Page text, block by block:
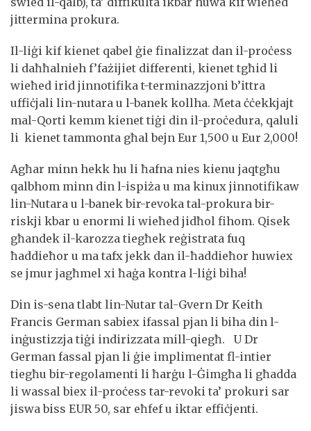
jittermina prokura.
Il-liġi kif kienet qabel ġie finalizzat dan il-proċess
li daħħalnieh f’fażijiet differenti, kienet tgħid li
wieħed irid jinnotifika t-terminazzjoni b’ittra
uffiċjali lin-nutara u l-banek kollha. Meta ċċekkjajt
mal-Qorti kemm kienet tiġi din il-proċedura, qaluli
li kienet tammonta għal bejn Eur 1,500 u Eur 2,000!
Agħar minn hekk hu li ħafna nies kienu jaqtgħu
qalbhom minn din l-ispiża u ma kinux jinnotifikaw
lin-Nutara u l-banek bir-revoka tal-prokura bir-
riskji kbar u enormi li wieħed jidħol fihom. Qisek
għandek il-karozza tiegħek reġistrata fuq
ħaddieħor u ma tafx jekk dan il-ħaddieħor huwiex
se jmur jagħmel xi ħaġa kontra l-liġi biha!
Din is-sena tlabt lin-Nutar tal-Gvern Dr Keith
Francis German sabiex ifassal pjan li biha din l-
inġustizzja tiġi indirizzata mill-qiegħ. U Dr
German fassal pjan li ġie implimentat fl-intier
tiegħu bir-regolamenti li ħarġu l-Ġimgħa li għadda
li wassal biex il-proċess tar-revoki ta’ prokuri sar
jiswa biss EUR 50, sar eħfef u iktar effiċjenti.